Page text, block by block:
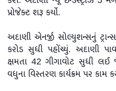
પ્રોજેક્ટ શરૂ કર્યો.
અદાણી એનર્જી સોલ્યુશન્સનું
કરોડ સુધી પહોંચ્યું. અદાણી
ક્ષમતા 42 ગીગાવોટ સુધી
વધુના વિસ્તરણ કાર્યક્રમ પર કામ